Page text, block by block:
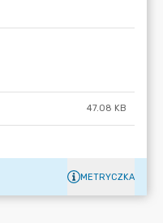
47.08 KB
METRYCZKA